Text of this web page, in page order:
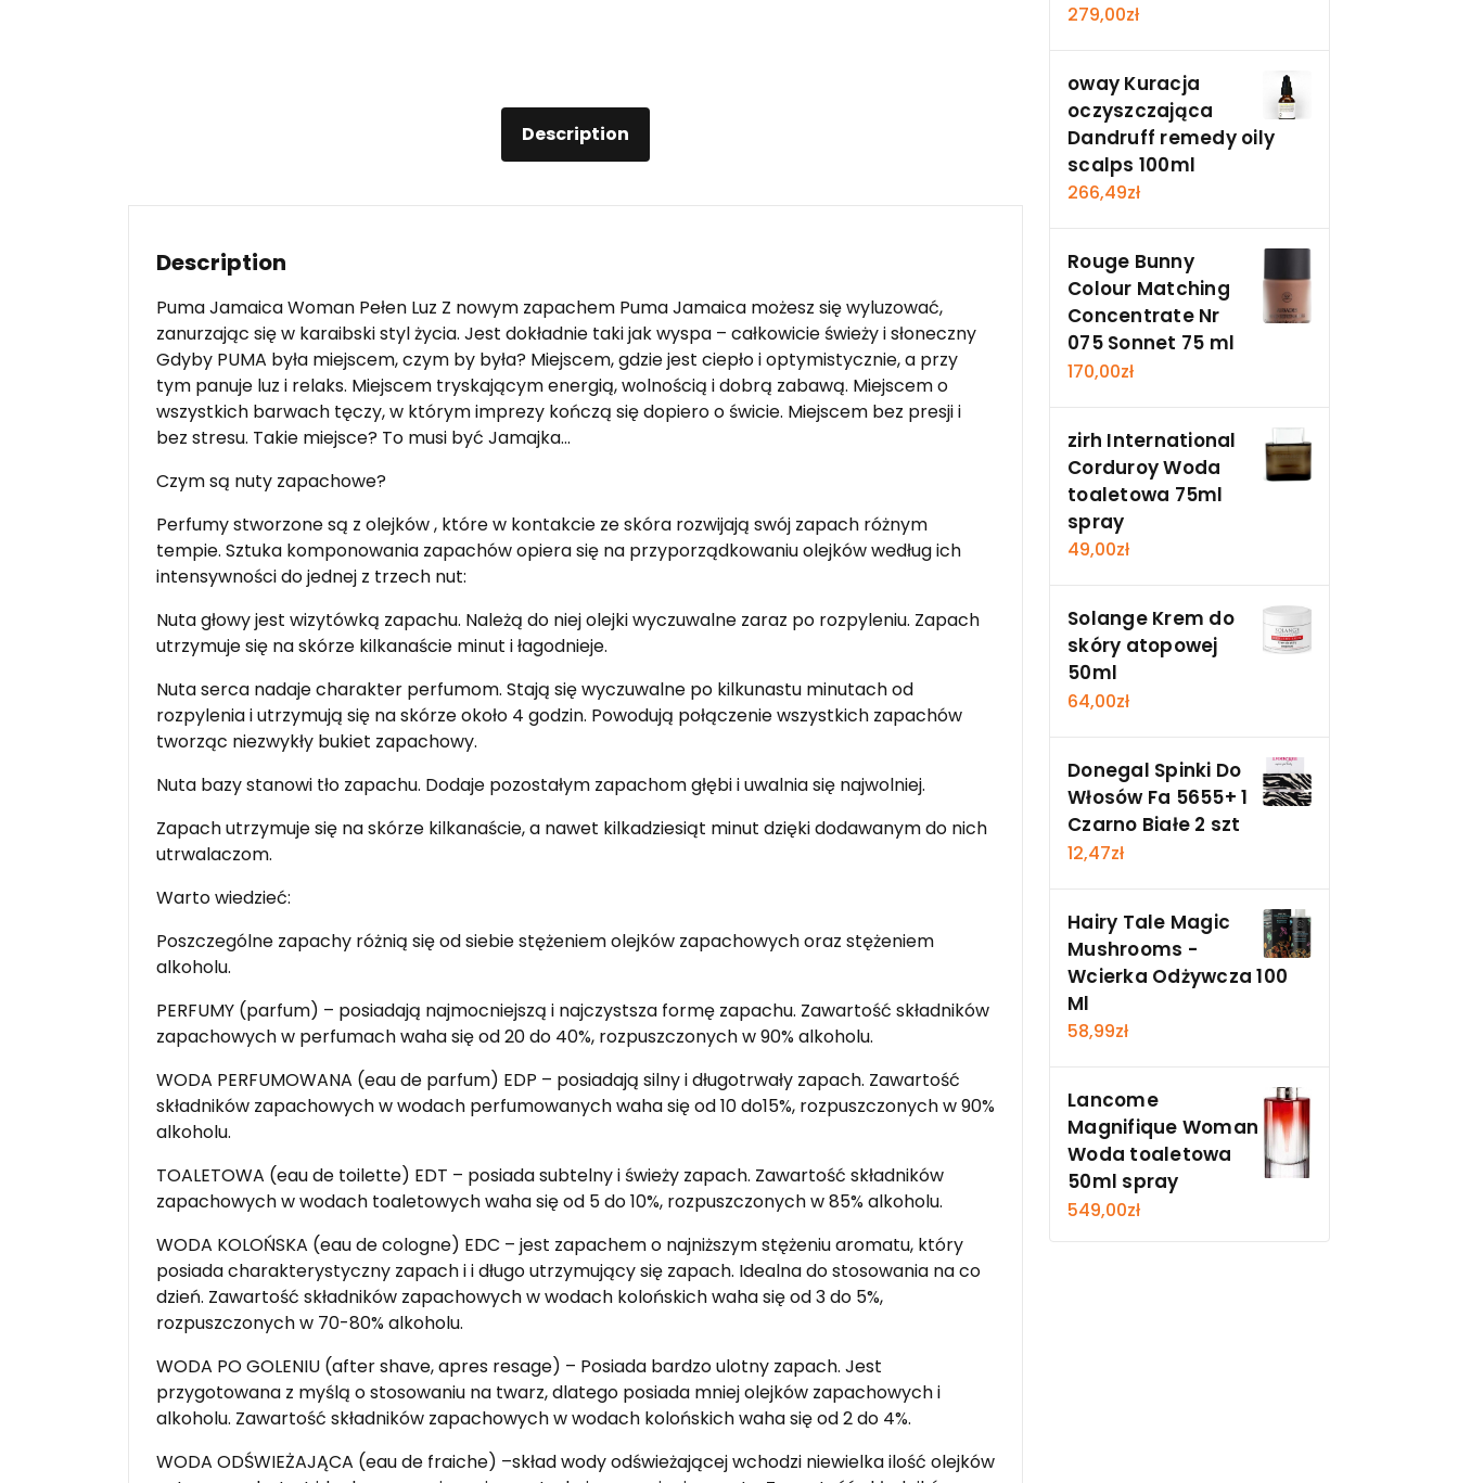
Description
Description
Puma Jamaica Woman Pełen Luz Z nowym zapachem Puma Jamaica możesz się wyluzować,
zanurzając się w karaibski styl życia. Jest dokładnie taki jak wyspa – całkowicie świeży i słoneczny
Gdyby PUMA była miejscem, czym by była? Miejscem, gdzie jest ciepło i optymistycznie, a przy
tym panuje luz i relaks. Miejscem tryskającym energią, wolnością i dobrą zabawą. Miejscem o
wszystkich barwach tęczy, w którym imprezy kończą się dopiero o świcie. Miejscem bez presji i
bez stresu. Takie miejsce? To musi być Jamajka…
Czym są nuty zapachowe?
Perfumy stworzone są z olejków , które w kontakcie ze skóra rozwijają swój zapach różnym
tempie. Sztuka komponowania zapachów opiera się na przyporządkowaniu olejków według ich
intensywności do jednej z trzech nut:
Nuta głowy jest wizytówką zapachu. Należą do niej olejki wyczuwalne zaraz po rozpyleniu. Zapach
utrzymuje się na skórze kilkanaście minut i łagodnieje.
Nuta serca nadaje charakter perfumom. Stają się wyczuwalne po kilkunastu minutach od
rozpylenia i utrzymują się na skórze około 4 godzin. Powodują połączenie wszystkich zapachów
tworząc niezwykły bukiet zapachowy.
Nuta bazy stanowi tło zapachu. Dodaje pozostałym zapachom głębi i uwalnia się najwolniej.
Zapach utrzymuje się na skórze kilkanaście, a nawet kilkadziesiąt minut dzięki dodawanym do nich
utrwalaczom.
Warto wiedzieć:
Poszczególne zapachy różnią się od siebie stężeniem olejków zapachowych oraz stężeniem
alkoholu.
PERFUMY (parfum) – posiadają najmocniejszą i najczystsza formę zapachu. Zawartość składników
zapachowych w perfumach waha się od 20 do 40%, rozpuszczonych w 90% alkoholu.
WODA PERFUMOWANA (eau de parfum) EDP – posiadają silny i długotrwały zapach. Zawartość
składników zapachowych w wodach perfumowanych waha się od 10 do15%, rozpuszczonych w 90%
alkoholu.
TOALETOWA (eau de toilette) EDT – posiada subtelny i świeży zapach. Zawartość składników
zapachowych w wodach toaletowych waha się od 5 do 10%, rozpuszczonych w 85% alkoholu.
WODA KOLOŃSKA (eau de cologne) EDC – jest zapachem o najniższym stężeniu aromatu, który
posiada charakterystyczny zapach i i długo utrzymujący się zapach. Idealna do stosowania na co
dzień. Zawartość składników zapachowych w wodach kolońskich waha się od 3 do 5%,
rozpuszczonych w 70-80% alkoholu.
WODA PO GOLENIU (after shave, apres resage) – Posiada bardzo ulotny zapach. Jest
przygotowana z myślą o stosowaniu na twarz, dlatego posiada mniej olejków zapachowych i
alkoholu. Zawartość składników zapachowych w wodach kolońskich waha się od 2 do 4%.
WODA ODŚWIEŻAJĄCA (eau de fraiche) –skład wody odświeżającej wchodzi niewielka ilość olejków
279,00zł
oway Kuracja
oczyszczająca
Dandruff remedy oily
scalps 100ml
266,49zł
Rouge Bunny
Colour Matching
Concentrate Nr
075 Sonnet 75 ml
170,00zł
zirh International
Corduroy Woda
toaletowa 75ml
spray
49,00zł
Solange Krem do
skóry atopowej
50ml
64,00zł
Donegal Spinki Do
Włosów Fa 5655+ 1
Czarno Białe 2 szt
12,47zł
Hairy Tale Magic
Mushrooms -
Wcierka Odżywcza 100
Ml
58,99zł
Lancome
Magnifique Woman
Woda toaletowa
50ml spray
549,00zł